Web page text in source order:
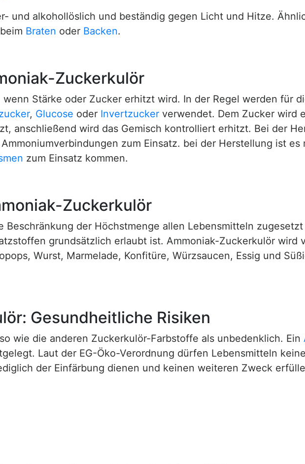
und alkohollöslich und beständig gegen Licht und Hitze.
Braten oder Backen.
Zuckerkulör
Stärke oder Zucker erhitzt wird. In der Regel werden für
, Glucose oder Invertzucker verwendet. Dem Zucker wird
anschließend wird das Gemisch kontrolliert erhitzt. Bei der
zum Einsatz. bei der Herstellung ist es
zum Einsatz kommen.
Zuckerkulör
Beschränkung der Höchstmenge allen Lebensmitteln
grundsätzlich erlaubt ist. Ammoniak-Zuckerkulör wird
Wurst, Marmelade, Konfitüre, Würzsaucen, Essig und
Gesundheitliche Risiken
wie die anderen Zuckerkulör-Farbstoffe als unbedenklich. Ein
Laut der EG-Öko-Verordnung dürfen Lebensmitteln
der Einfärbung dienen und keinen weiteren Zweck